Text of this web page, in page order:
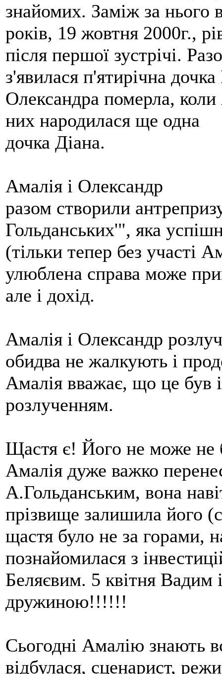
знайомих. Заміж за нього
років, 19 жовтня 2000г.,
після першої зустрічі.
з'явилася п'ятирічна
Олександра померла,
них народилася ще одна
дочка Діана.
Амалія і Олександр
разом створили
Гольданських'", яка
(тільки тепер без участі
улюблена справа може
але і дохід.
Амалія і Олександр
обидва не жалкують і
Амалія вважає, що це був
розлученням.
Щастя є! Його не може не
Амалія дуже важко
А.Гольданським, вона
прізвище залишила його
щастя було не за горами,
познайомилася з
Беляєвим. 5 квітня Вадим
дружиною!!!!!!
Сьогодні Амалію знають
відбулася, сценарист,